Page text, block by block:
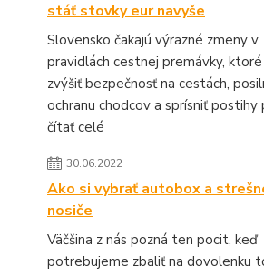
stáť stovky eur navyše
Slovensko čakajú výrazné zmeny v
pravidlách cestnej premávky, ktoré
zvýšiť bezpečnosť na cestách,
ochranu chodcov a sprísniť postihy
čítať celé
30.06.2022
Ako si vybrať autobox a
nosiče
Väčšina z nás pozná ten pocit, keď
potrebujeme zbaliť na dovolenku